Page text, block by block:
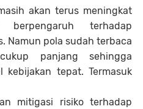
akan terus meningkat
berpengaruh terhadap
Namun pola sudah terbaca
panjang sehingga
kebijakan tepat. Termasuk
mitigasi risiko terhadap